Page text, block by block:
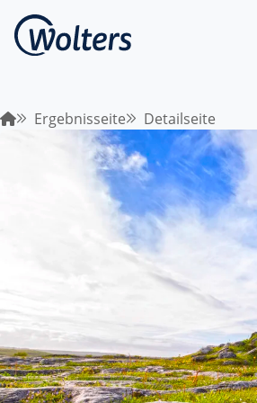
Ergebnisseite Detailseite